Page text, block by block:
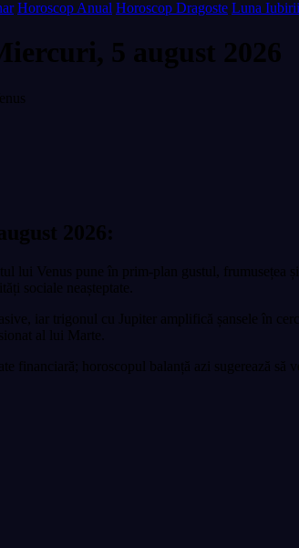
Horoscop Anual Horoscop Dragoste Luna Iubirii
5 august 2026
2026:
lui Venus pune în prim-plan gustul,
sociale neașteptate.
iar trigonul cu Jupiter amplifică șansele în
al lui Marte.
financiară; horoscopul balanță azi sugerează